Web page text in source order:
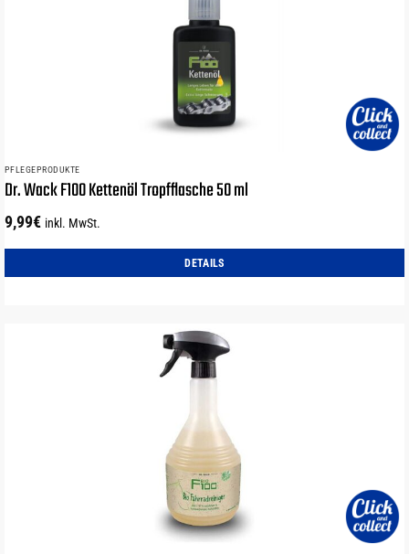
PFLEGEPRODUKTE
Dr. Wack F100 Kettenöl Tropfflasche 50 ml
9,99€ inkl. MwSt.
DETAILS